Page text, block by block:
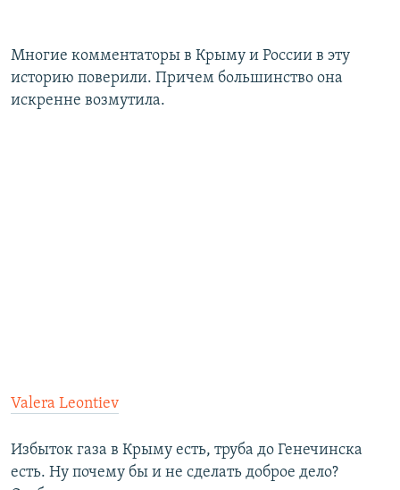
Многие комментаторы в Крыму и России в эту
историю поверили. Причем большинство она
искренне возмутила.
Valera Leontiev
Избыток газа в Крыму есть, труба до Генечинска
есть. Ну почему бы и не сделать доброе дело?